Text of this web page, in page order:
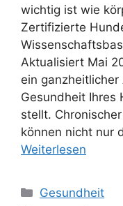
wichtig ist wie
Zertifizierte
Aktualisiert Mai
ein
Gesundheit Ihres
stellt.
können nicht nur
Weiterlesen
Gesundheit